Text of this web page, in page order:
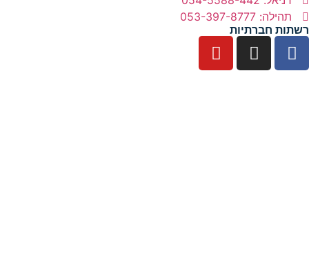
תהילה: 053-397-8777
רשתות חברתיות